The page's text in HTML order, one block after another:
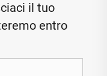
il tuo
entro